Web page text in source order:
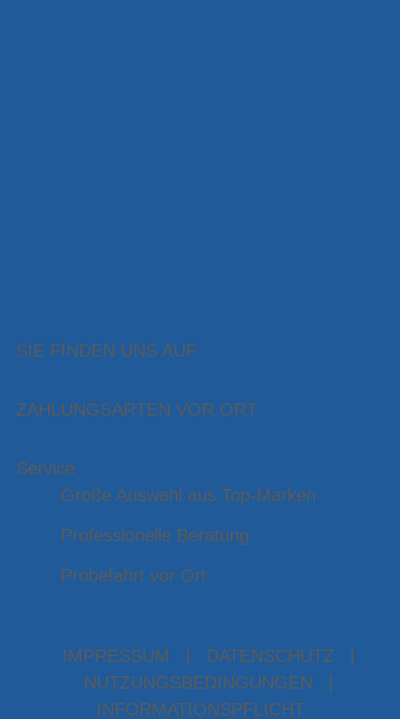
SIE FINDEN UNS AUF
ZAHLUNGSARTEN VOR ORT
Service
Große Auswahl aus Top-Marken
Professionelle Beratung
Probefahrt vor Ort
IMPRESSUM DATENSCHUTZ
NUTZUNGSBEDINGUNGEN
INFORMATIONSPFLICHT